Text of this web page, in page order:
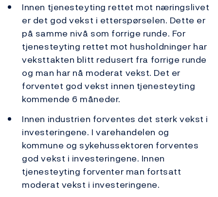
Innen tjenesteyting rettet mot næringslivet
er det god vekst i etterspørselen. Dette er
på samme nivå som forrige runde. For
tjenesteyting rettet mot husholdninger har
veksttakten blitt redusert fra forrige runde
og man har nå moderat vekst. Det er
forventet god vekst innen tjenesteyting
kommende 6 måneder.
Innen industrien forventes det sterk vekst i
investeringene. I varehandelen og
kommune og sykehussektoren forventes
god vekst i investeringene. Innen
tjenesteyting forventer man fortsatt
moderat vekst i investeringene.